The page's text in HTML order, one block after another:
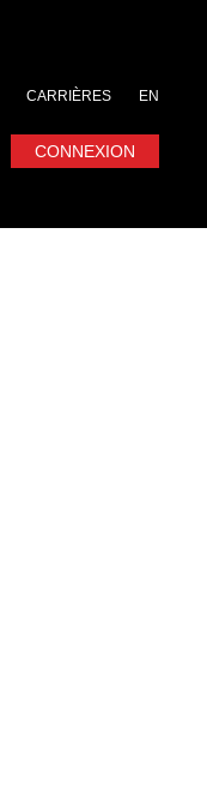
CARRIÈRES EN
CONNEXION